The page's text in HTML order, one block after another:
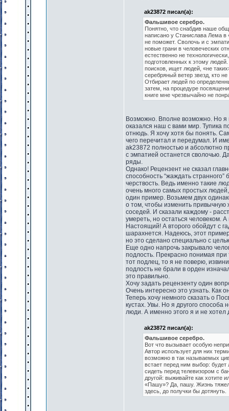
ak23872 писал(а):
Фальшивое серебро.
Понятно, что снабдив наше
написано у Станислава Лема в
не поможет. Сволочь и с
новые грани в человеческих
естественно не
подготовленных к этому
поисков, ищет людей, «не
серебряный ветер звезд, кто
Отбирает людей по
затем, на процедуре
книге мне чрезвычайно не
Возможно. Вполне возможно. Но я
оказался наш с вами мир. Тупика
отнюдь. Я хочу хотя бы понять.
чего перечитал и передумал. И
ak23872 полностью и абсолютно
с эмпатией останется сволочью.
ряды.
Однако! Рецензент не сказал
способность “жаждать
черствость. Ведь именно такие
очень много самых простых
один пример. Возьмем двух
о том, чтобы изменить привычную
соседей. И сказали каждому -
умереть, но остаться человеком.
Настоящий! А второго обойдут с
шарахнется. Надеюсь, этот
но это сделано специально с
Еще одно напрочь закрывало
подлость. Прекрасно понимая при
тот подлец, то я не поверю,
подлость не брали в орден
это правильно.
Хочу задать рецензенту один
Очень интересно это узнать. Как
Теперь хочу немного сказать о
кустах. Увы. Но я другого
люди. А именно этого я и не хотел
ak23872 писал(а):
Фальшивое серебро.
Вот что вызывает особую
Автор использует для них
возможно в так называемых
встает перед ним выбор: будет
сидеть перед телевизором с
другой: выживайте как хотите
«Пашу»? Да, пашу. Жизнь
здесь, до получки бы дотянуть.